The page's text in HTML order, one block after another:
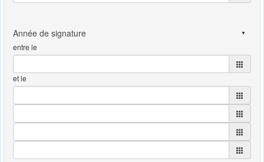
entre le
et le